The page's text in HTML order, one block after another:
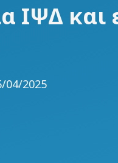
ΙΨΔ και
04/2025